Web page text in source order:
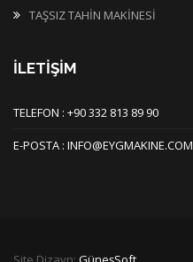
TAŞSIZ TAHİN MAKİNESİ
İLETİŞİM
TELEFON : +90 332 813 89 90
E-POSTA : INFO@EYGMAKINE.COM